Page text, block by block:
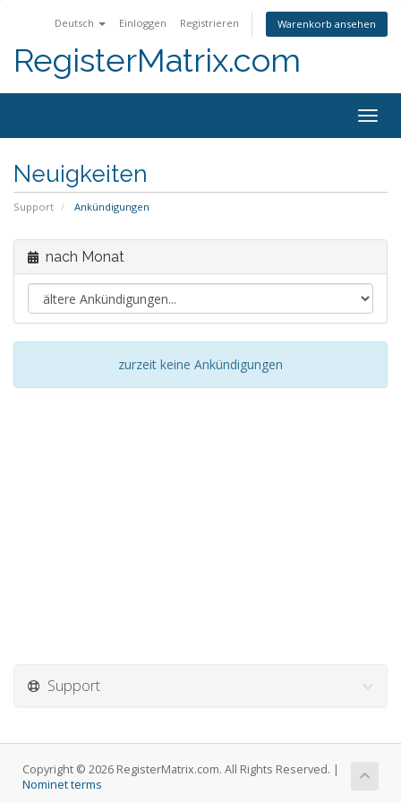
Deutsch Einloggen Registrieren Warenkorb ansehen
RegisterMatrix.com
Neuigkeiten
Support Ankündigungen
nach Monat
zurzeit keine Ankündigungen
Support
Copyright © 2026 RegisterMatrix.com. All Rights Reserved. |
Nominet terms